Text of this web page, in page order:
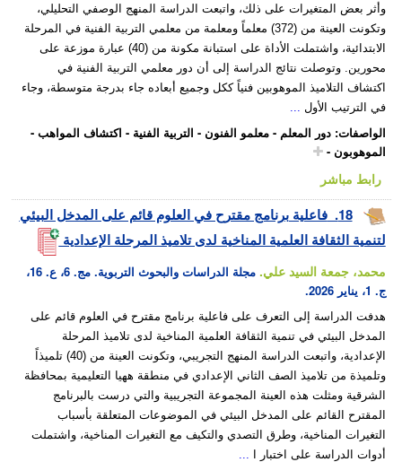
وأثر بعض المتغيرات على ذلك، واتبعت الدراسة المنهج الوصفي التحليلي،
وتكونت العينة من (372) معلماً ومعلمة من معلمي التربية الفنية في المرحلة
الابتدائية، واشتملت الأداة على استبانة مكونة من (40) عبارة موزعة على
محورين. وتوصلت نتائج الدراسة إلى أن دور معلمي التربية الفنية في
اكتشاف التلاميذ الموهوبين فنياً ككل وجميع أبعاده جاء بدرجة متوسطة، وجاء
في الترتيب الأول
الواصفات:دور المعلم -معلمو الفنون - التربية الفنية - اكتشاف المواهب -
الموهوبون -
رابط مباشر
18. فاعلية برنامج مقترح في العلوم قائم على المدخل البيئي
لتنمية الثقافة العلمية المناخية لدى تلاميذ المرحلة الإعدادية
محمد، جمعة السيد علي.
مجلة الدراسات والبحوث التربوية. مج. 6، ع. 16،
ج. 1، يناير 2026.
هدفت الدراسة إلى التعرف على فاعلية برنامج مقترح في العلوم قائم على
المدخل البيئي في تنمية الثقافة العلمية المناخية لدى تلاميذ المرحلة
الإعدادية، واتبعت الدراسة المنهج التجريبي، وتكونت العينة من (40) تلميذاً
وتلميذة من تلاميذ الصف الثاني الإعدادي في منطقة ههيا التعليمية بمحافظة
الشرقية ومثلت هذه العينة المجموعة التجريبية والتي درست بالبرنامج
المقترح القائم على المدخل البيئي في الموضوعات المتعلقة بأسباب
التغيرات المناخية، وطرق التصدي والتكيف مع التغيرات المناخية، واشتملت
أدوات الدراسة على اختبار ا